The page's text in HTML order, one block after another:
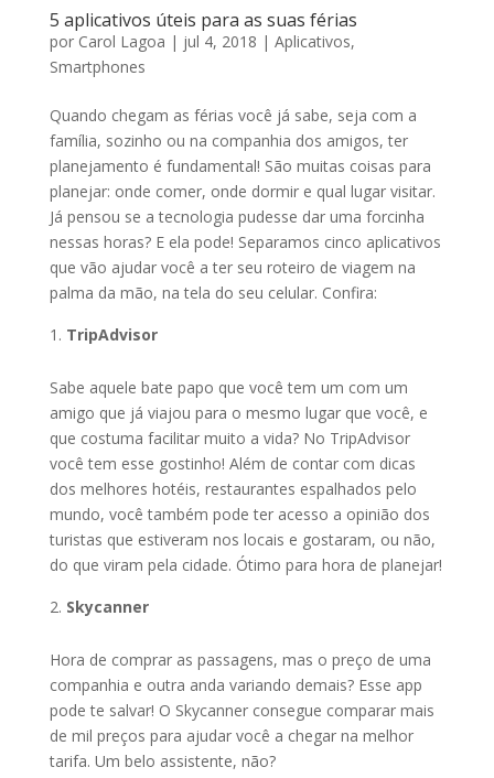
5 aplicativos úteis para as suas férias
por Carol Lagoa | jul 4, 2018 | Aplicativos,
Smartphones
Quando chegam as férias você já sabe, seja com a
família, sozinho ou na companhia dos amigos, ter
planejamento é fundamental! São muitas coisas para
planejar: onde comer, onde dormir e qual lugar visitar.
Já pensou se a tecnologia pudesse dar uma forcinha
nessas horas? E ela pode! Separamos cinco aplicativos
que vão ajudar você a ter seu roteiro de viagem na
palma da mão, na tela do seu celular. Confira:
TripAdvisor
Sabe aquele bate papo que você tem um com um
amigo que já viajou para o mesmo lugar que você, e
que costuma facilitar muito a vida? No TripAdvisor
você tem esse gostinho! Além de contar com dicas
dos melhores hotéis, restaurantes espalhados pelo
mundo, você também pode ter acesso a opinião dos
turistas que estiveram nos locais e gostaram, ou não,
do que viram pela cidade. Ótimo para hora de planejar!
Skycanner
Hora de comprar as passagens, mas o preço de uma
companhia e outra anda variando demais? Esse app
pode te salvar! O Skycanner consegue comparar mais
de mil preços para ajudar você a chegar na melhor
tarifa. Um belo assistente, não?